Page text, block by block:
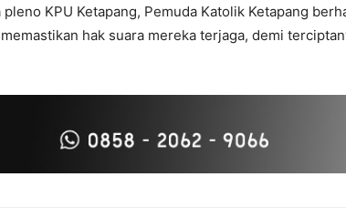
KPU Ketapang, Pemuda Katolik Ketapang
hak suara mereka terjaga, demi